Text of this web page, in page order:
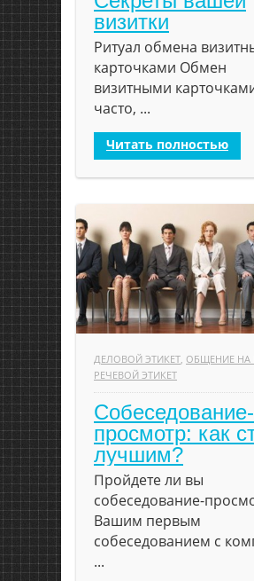
визитки
Ритуал обмена
карточками Обмен
визитными
часто, ...
Читать полностью
ДЕЛОВОЙ ЭТИКЕТ, ОБЩЕНИЕ НА
РЕЧЕВОЙ ЭТИКЕТ
Собеседование-
просмотр: как
лучшим?
Пройдете ли вы
собеседование-
Вашим первым
собеседованием с
...